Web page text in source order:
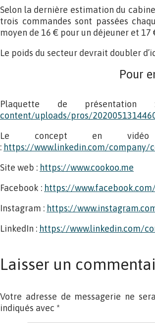
Selon la dernière estimation du
trois commandes sont passées
moyen de 16 € pour un déjeuner et 17
Le poids du secteur devrait doubler
Pour
Plaquette de
content/uploads/pros/
Le concept en
: https://www.linkedin.com/company/
Site web : https://www.cookoo.me
Facebook : https://
Instagram : https://
LinkedIn : https://www.linkedin.com/
Laisser un
Votre adresse de messagerie ne
indiqués avec *